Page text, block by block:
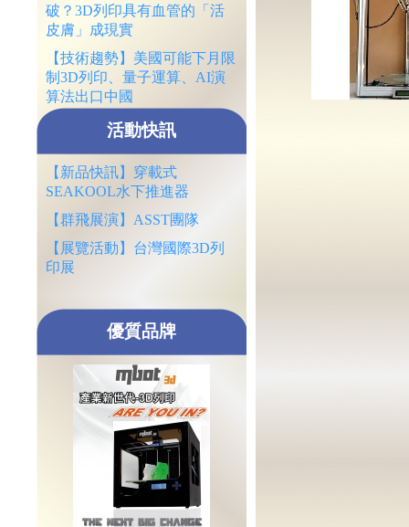
破？3D列印具有血管的「活
皮膚」成現實
【技術趨勢】美國可能下月限
制3D列印、量子運算、AI演
算法出口中國
活動快訊
【新品快訊】穿載式
SEAKOOL水下推進器
【群飛展演】ASST團隊
【展覽活動】台灣國際3D列
印展
優質品牌